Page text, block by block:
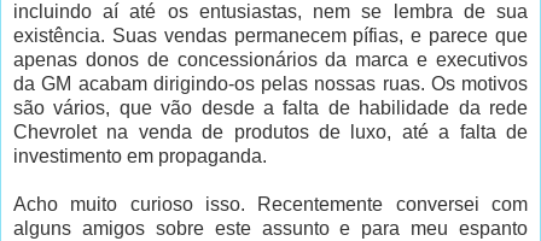
incluindo aí até os entusiastas, nem se lembra de sua
existência. Suas vendas permanecem pífias, e parece que
apenas donos de concessionários da marca e executivos
da GM acabam dirigindo-os pelas nossas ruas. Os motivos
são vários, que vão desde a falta de habilidade da rede
Chevrolet na venda de produtos de luxo, até a falta de
investimento em propaganda.
Acho muito curioso isso. Recentemente conversei com
alguns amigos sobre este assunto e para meu espanto